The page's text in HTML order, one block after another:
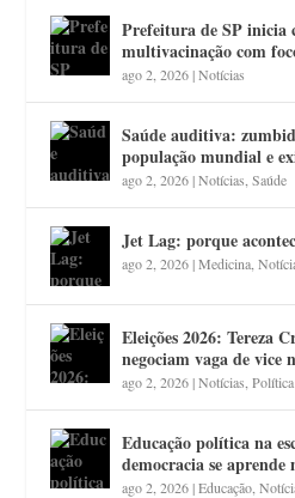
Prefeitura de SP inicia
multivacinação com
ago 2, 2026|Notícias
Saúde auditiva:
população mundial e
ago 2, 2026|Notícias ,Saúde
Jet Lag: porque
ago 2, 2026|Medicina ,
Eleições 2026: Tereza
negociam vaga de vice
ago 2, 2026|Notícias ,Política
Educação política na
democracia se
ago 2, 2026|Educação ,